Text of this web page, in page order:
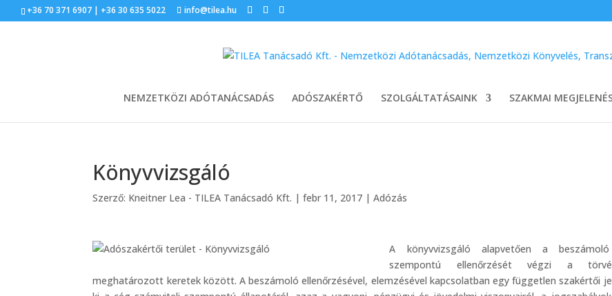
+36 70 371 6907 | +36 30 635 5022 info@tilea.hu
NEMZETKÖZI ADÓTANÁCSADÁS ADÓSZAKÉRTŐ SZOLGÁLTATÁSAINK SZAKMAI
Könyvvizsgáló
Szerző: Kneitner Lea - TILEA Tanácsadó Kft. |febr 11, 2017 |Adózás
A könyvvizsgáló alapvetően a beszámoló
szempontú ellenőrzését végzi a
meghatározott keretek között. A beszámoló ellenőrzésével, elemzésével kapcsolatban egy független szakértői